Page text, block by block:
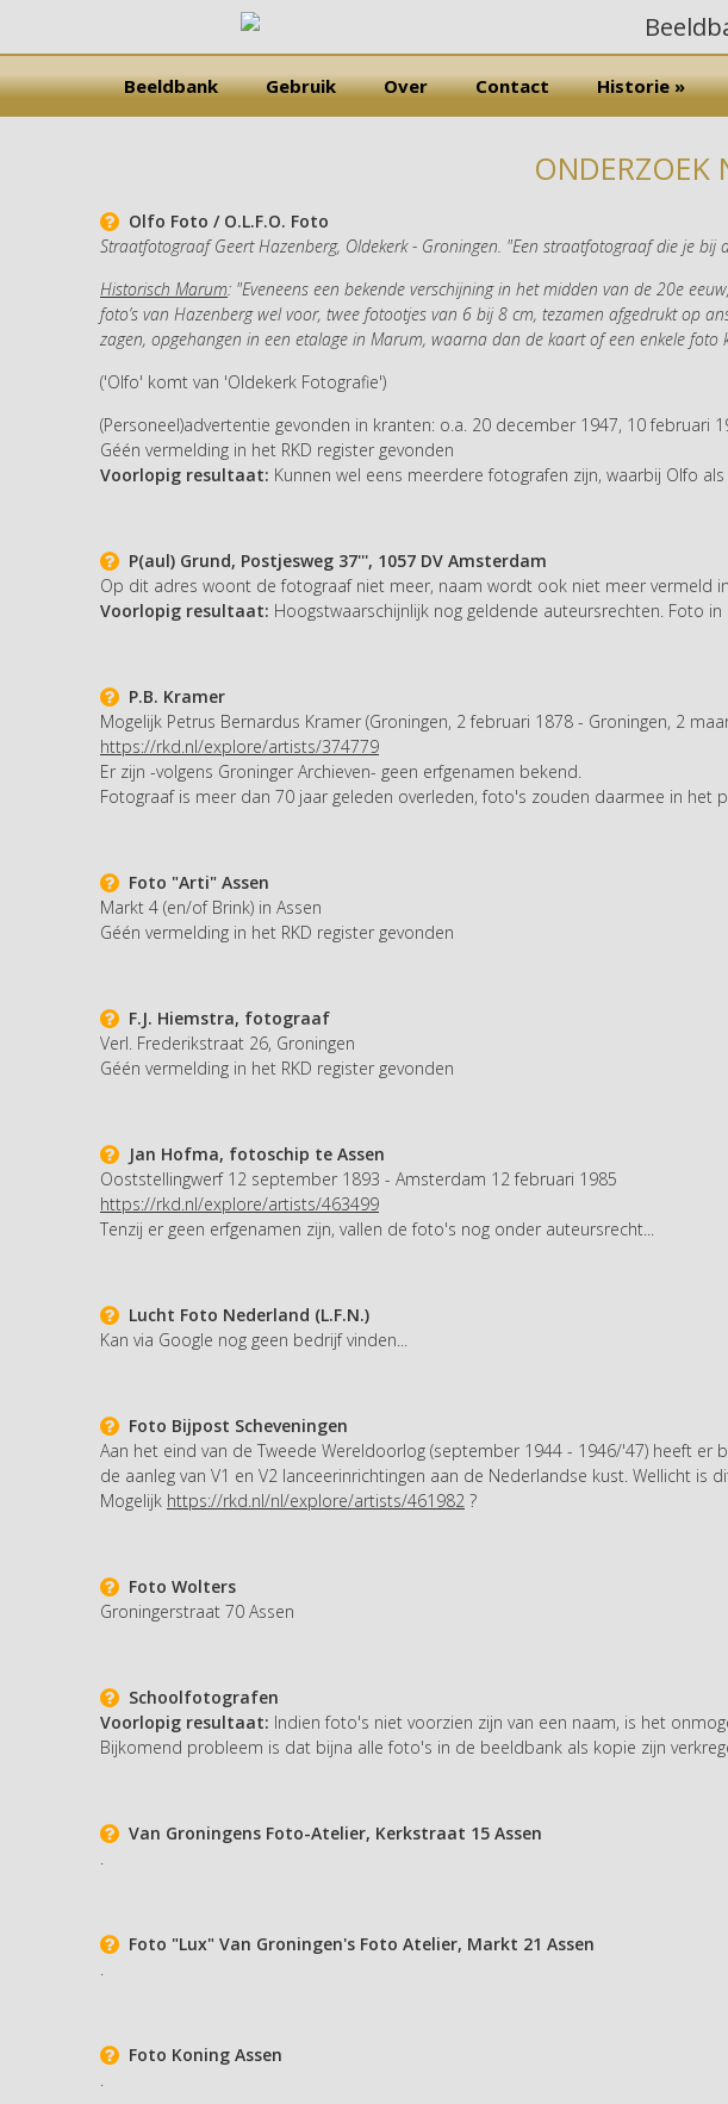
Beeldbank Gebruik Over Contact Historie »
ONDERZOEK
Olfo Foto / O.L.F.O. Foto
Straatfotograaf Geert Hazenberg, Oldekerk - Groningen. "Een straatfotograaf die je bij
Historisch Marum: "Eveneens een bekende verschijning in het midden van de 20e
foto’s van Hazenberg wel voor, twee fotootjes van 6 bij 8 cm, tezamen afgedrukt op
zagen, opgehangen in een etalage in Marum, waarna dan de kaart of een enkele foto
('Olfo' komt van 'Oldekerk Fotografie')
(Personeel)advertentie gevonden in kranten: o.a. 20 december 1947, 10 februari
Géén vermelding in het RKD register gevonden
Voorlopig resultaat: Kunnen wel eens meerdere fotografen zijn, waarbij Olfo als
P(aul) Grund, Postjesweg 37''', 1057 DV Amsterdam
Op dit adres woont de fotograaf niet meer, naam wordt ook niet meer vermeld
Voorlopig resultaat: Hoogstwaarschijnlijk nog geldende auteursrechten. Foto
P.B. Kramer
Mogelijk Petrus Bernardus Kramer (Groningen, 2 februari 1878 - Groningen, 2
https://rkd.nl/explore/artists/374779
Er zijn -volgens Groninger Archieven- geen erfgenamen bekend.
Fotograaf is meer dan 70 jaar geleden overleden, foto's zouden daarmee in het
Foto "Arti" Assen
Markt 4 (en/of Brink) in Assen
Géén vermelding in het RKD register gevonden
F.J. Hiemstra, fotograaf
Verl. Frederikstraat 26, Groningen
Géén vermelding in het RKD register gevonden
Jan Hofma, fotoschip te Assen
Ooststellingwerf 12 september 1893 - Amsterdam 12 februari 1985
https://rkd.nl/explore/artists/463499
Tenzij er geen erfgenamen zijn, vallen de foto's nog onder auteursrecht...
Lucht Foto Nederland (L.F.N.)
Kan via Google nog geen bedrijf vinden...
Foto Bijpost Scheveningen
Aan het eind van de Tweede Wereldoorlog (september 1944 - 1946/'47) heeft er
de aanleg van V1 en V2 lanceerinrichtingen aan de Nederlandse kust. Wellicht is
Mogelijk https://rkd.nl/nl/explore/artists/461982 ?
Foto Wolters
Groningerstraat 70 Assen
Schoolfotografen
Voorlopig resultaat: Indien foto's niet voorzien zijn van een naam, is het
Bijkomend probleem is dat bijna alle foto's in de beeldbank als kopie zijn
Van Groningens Foto-Atelier, Kerkstraat 15 Assen
Foto "Lux" Van Groningen's Foto Atelier, Markt 21 Assen
Foto Koning Assen